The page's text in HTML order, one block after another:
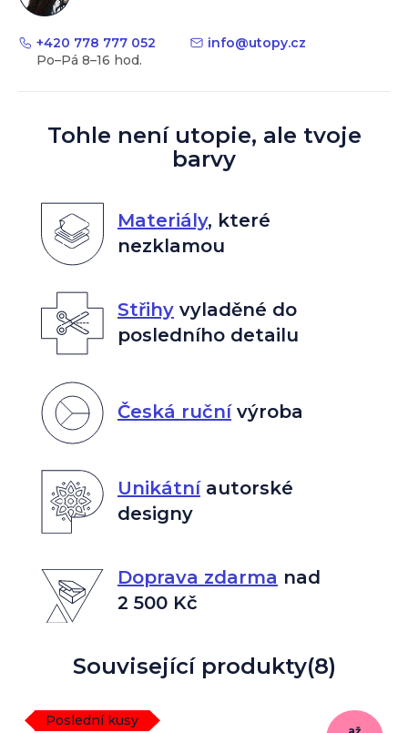
+420 778 777 052 info@utopy.cz
Tohle není utopie, ale tvoje
barvy
Materiály, které
nezklamou
Střihyvyladěné do
posledního detailu
Česká ručnívýroba
Unikátníautorské
designy
Doprava zdarma nad
2 500 Kč
Související produkty(8)
Poslední kusy